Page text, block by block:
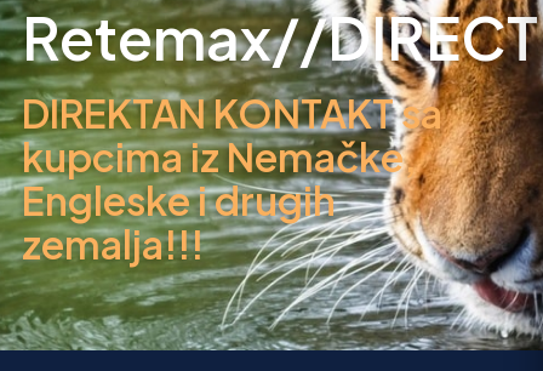
Retemax//DIRECT
DIREKTAN KONTAKT sa
kupcima iz Nemačke,
Engleske i drugih
zemalja!!!